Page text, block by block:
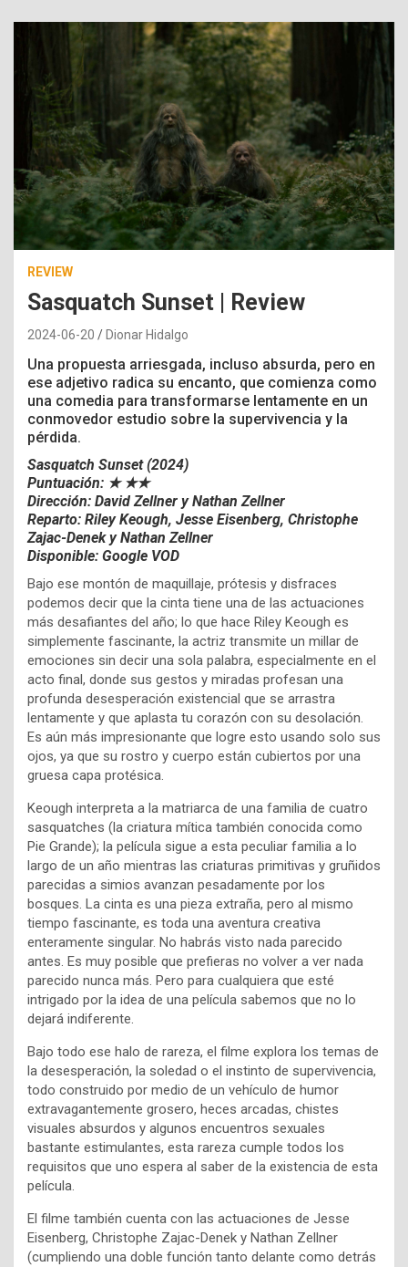
REVIEW
Sasquatch Sunset | Review
2024-06-20 Dionar Hidalgo
Una propuesta arriesgada, incluso absurda, pero en
ese adjetivo radica su encanto, que comienza como
una comedia para transformarse lentamente en un
conmovedor estudio sobre la supervivencia y la
pérdida.
Sasquatch Sunset (2024)
Puntuación: ★ ★★
Dirección: David Zellner yNathan Zellner
Reparto: Riley Keough, Jesse Eisenberg, Christophe
Zajac-Denek yNathan Zellner
Disponible: Google VOD
Bajo ese montón de maquillaje, prótesis y disfraces
podemos decir que la cinta tiene una de las actuaciones
más desafiantes del año; lo que hace Riley Keough es
simplemente fascinante, la actriz transmite un millar de
emociones sin decir una sola palabra, especialmente en el
acto final, donde sus gestos y miradas profesan una
profunda desesperación existencial que se arrastra
lentamente y que aplasta tu corazón con su desolación.
Es aún más impresionante que logre esto usando solo sus
ojos, ya que su rostro y cuerpo están cubiertos por una
gruesa capa protésica.
Keough interpreta a la matriarca de una familia de cuatro
sasquatches (la criatura mítica también conocida como
Pie Grande); la película sigue a esta peculiar familia a lo
largo de un año mientras las criaturas primitivas y gruñidos
parecidas a simios avanzan pesadamente por los
bosques. La cinta es una pieza extraña, pero al mismo
tiempo fascinante, es toda una aventura creativa
enteramente singular. No habrás visto nada parecido
antes. Es muy posible que prefieras no volver a ver nada
parecido nunca más. Pero para cualquiera que esté
intrigado por la idea de una película sabemos que no lo
dejará indiferente.
Bajo todo ese halo de rareza, el filme explora los temas de
la desesperación, la soledad o el instinto de supervivencia,
todo construido por medio de un vehículo de humor
extravagantemente grosero, heces arcadas, chistes
visuales absurdos y algunos encuentros sexuales
bastante estimulantes, esta rareza cumple todos los
requisitos que uno espera al saber de la existencia de esta
película.
El filme también cuenta con las actuaciones de Jesse
Eisenberg, Christophe Zajac-Denek y Nathan Zellner
(cumpliendo una doble función tanto delante como detrás